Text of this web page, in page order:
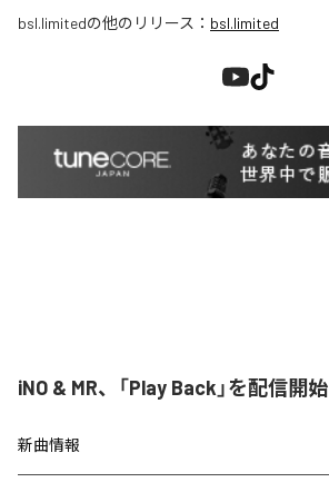
bsl.limitedの他のリリース： bsl.limited
iNO & MR、「Play Back」を配信開始
新曲情報